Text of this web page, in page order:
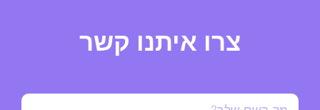
צרו איתנו קשר